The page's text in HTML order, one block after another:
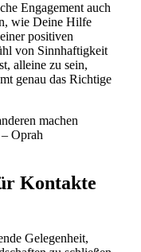
Engagement auch
wie Deine Hilfe
positiven
von Sinnhaftigkeit
alleine zu sein,
genau das Richtige
machen
Oprah
Kontakte
Gelegenheit,